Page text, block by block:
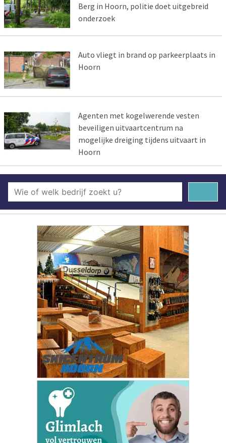
Berg in Hoorn, politie doet uitgebreid
onderzoek
Auto vliegt in brand op parkeerplaats in
Hoorn
Agenten met kogelwerende vesten
beveiligen uitvaartcentrum na
mogelijke dreiging tijdens uitvaart in
Hoorn